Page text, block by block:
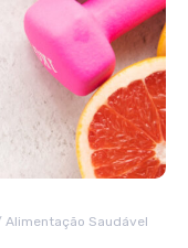
Alimentação Saudável